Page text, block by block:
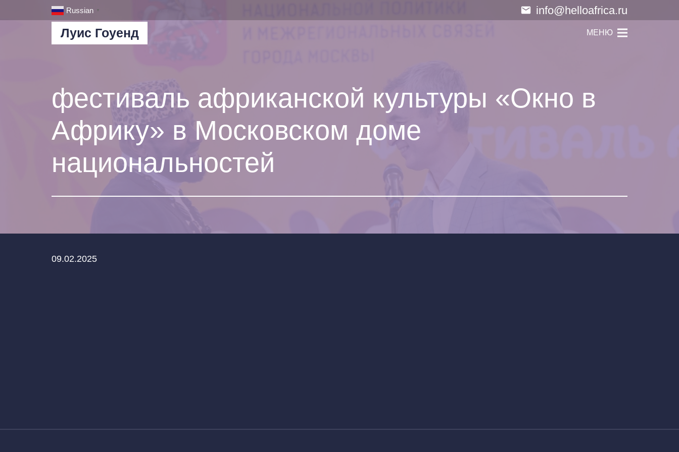
Russian ▼ email info@helloafrica.ru
Луис Гоуенд МЕНЮ
фестиваль африканской культуры «Окно в
Африку» в Московском доме
национальностей
09.02.2025